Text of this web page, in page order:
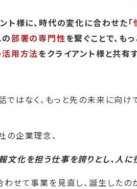
ト様に、時代の変化に合わせた「
部署の専門性を繋ぐことで、も
用方法をクライアント様と共有
ではなく、もっと先の未来に向け
の企業理念、
文化を担う仕事を誇りとし、人
わせて事業を見直し、誕生したの